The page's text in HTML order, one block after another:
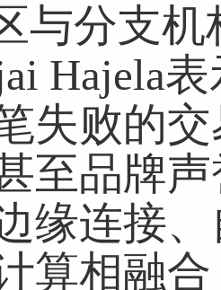
与分支
Hajela
失败的
至品牌
缘连接
算相融